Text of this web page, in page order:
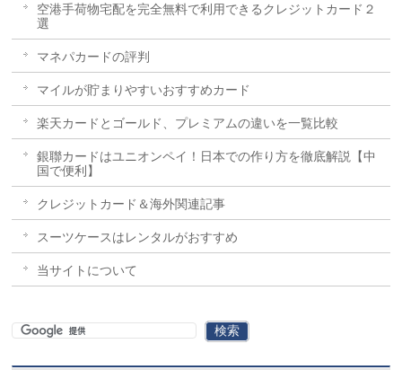
空港手荷物宅配を完全無料で利用できるクレジットカード２
選
マネパカードの評判
マイルが貯まりやすいおすすめカード
楽天カードとゴールド、プレミアムの違いを一覧比較
銀聯カードはユニオンペイ！日本での作り方を徹底解説【中
国で便利】
クレジットカード＆海外関連記事
スーツケースはレンタルがおすすめ
当サイトについて